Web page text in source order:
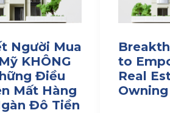
Người Mua
KHÔNG
Điều
Mất Hàng
Đô Tiền
to
Real
Owning